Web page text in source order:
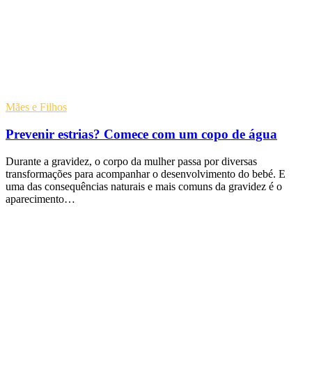
Mães e Filhos
Prevenir estrias? Comece com um copo de água
Durante a gravidez, o corpo da mulher passa por diversas
transformações para acompanhar o desenvolvimento do bebé. E
uma das consequências naturais e mais comuns da gravidez é o
aparecimento…